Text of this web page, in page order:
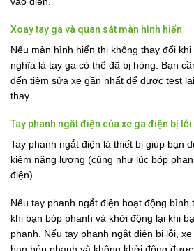
Xoay tay ga và quan sát màn hình hiển
Nếu màn hình hiển thị không thay đổi
nghĩa là tay ga có thể đã bị hỏng. Bạn
đến tiệm sửa xe gần nhất để được test
thay.
Tay phanh ngắt điện của xe ga điện bị lỗi
Tay phanh ngắt điện là thiết bị giúp bạn
kiệm năng lượng (cũng như lúc bóp
điện).
Nếu tay phanh ngắt điện hoạt động
khi bạn bóp phanh và khởi động lại khi
phanh. Nếu tay phanh ngắt điện bị lỗi,